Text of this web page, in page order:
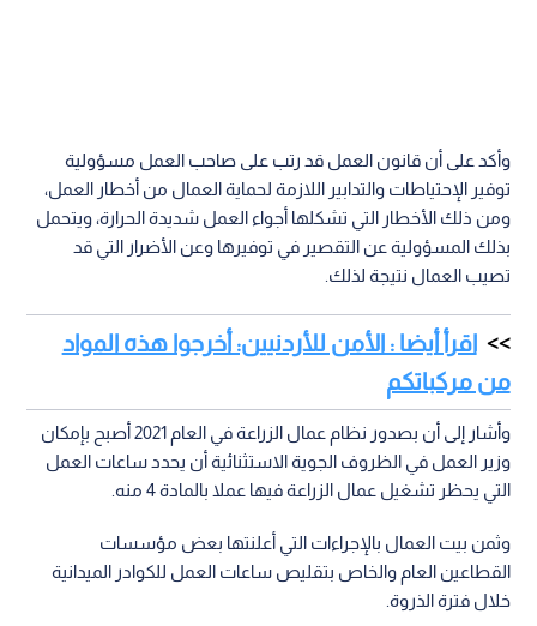
وأكد على أن قانون العمل قد رتب على صاحب العمل مسؤولية
توفير الإحتياطات والتدابير اللازمة لحماية العمال من أخطار العمل،
ومن ذلك الأخطار التي تشكلها أجواء العمل شديدة الحرارة، ويتحمل
بذلك المسؤولية عن التقصير في توفيرها وعن الأضرار التي قد
تصيب العمال نتيجة لذلك.
اقرأ أيضا : الأمن للأردنيين: أخرجوا هذه المواد
من مركباتكم
وأشار إلى أن بصدور نظام عمال الزراعة في العام 2021 أصبح بإمكان
وزير العمل في الظروف الجوية الاستثنائية أن يحدد ساعات العمل
التي يحظر تشغيل عمال الزراعة فيها عملا بالمادة 4 منه.
وثمن بيت العمال بالإجراءات التي أعلنتها بعض مؤسسات
القطاعين العام والخاص بتقليص ساعات العمل للكوادر الميدانية
خلال فترة الذروة.